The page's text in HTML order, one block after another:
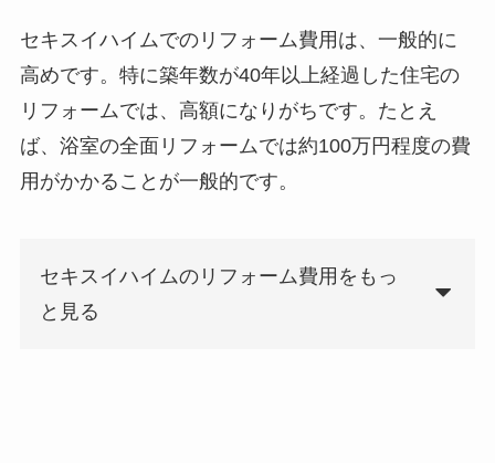
セキスイハイムでのリフォーム費用は、一般的に
高めです。特に築年数が40年以上経過した住宅の
リフォームでは、高額になりがちです。たとえ
ば、浴室の全面リフォームでは約100万円程度の費
用がかかることが一般的です。
セキスイハイムのリフォーム費用をもっ
と見る